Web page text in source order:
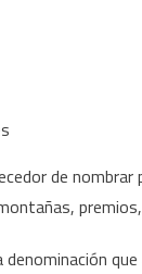
de
denominación